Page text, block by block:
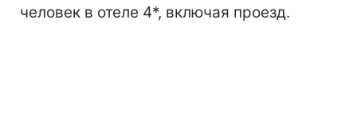
человек в отеле 4*, включая проезд.